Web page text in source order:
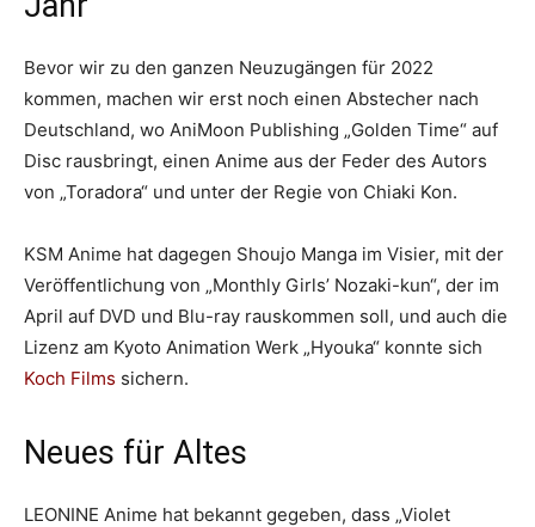
Bevor wir zu den ganzen Neuzugängen für 2022
kommen, machen wir erst noch einen Abstecher nach
Deutschland, wo AniMoon Publishing „Golden Time“ auf
Disc rausbringt, einen Anime aus der Feder des Autors
von „Toradora“ und unter der Regie von Chiaki Kon.
KSM Anime hat dagegen Shoujo Manga im Visier, mit der
Veröffentlichung von „Monthly Girls’ Nozaki-kun“, der im
April auf DVD und Blu-ray rauskommen soll, und auch die
Lizenz am Kyoto Animation Werk „Hyouka“ konnte sich
Koch Films sichern.
Neues für Altes
LEONINE Anime hat bekannt gegeben, dass „Violet